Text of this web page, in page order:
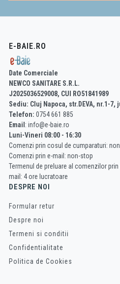
E-BAIE.RO
Date Comerciale
NEWCO SANITARE S.R.L.
J2025036529008, CUI RO51841989
Sediu: Cluj Napoca, str.DEVA, nr.1-7,
Telefon: 0754 661 885
Email : info@e-baie.ro
Luni-Vineri 08:00 - 16:30
Comenzi prin cosul de cumparaturi:
Comenzi prin e-mail: non-stop
Termenul de preluare al comenzilor
mail: 4 ore lucratoare
DESPRE NOI
Formular retur
Despre noi
Termeni si conditii
Confidentialitate
Politica de Cookies